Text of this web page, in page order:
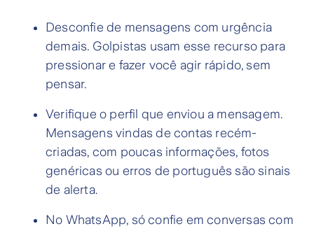
Desconfie de mensagens com urgência
demais. Golpistas usam esse recurso para
pressionar e fazer você agir rápido, sem
pensar.
Verifique o perfil que enviou a mensagem.
Mensagens vindas de contas recém-
criadas, com poucas informações, fotos
genéricas ou erros de português são sinais
de alerta.
No WhatsApp, só confie em conversas com